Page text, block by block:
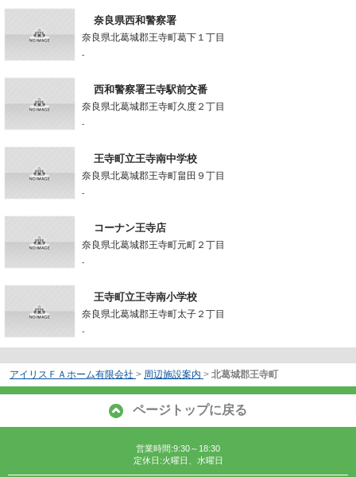
奈良県西和警察署
奈良県北葛城郡王寺町葛下１丁目
-
西和警察署王寺駅前交番
奈良県北葛城郡王寺町久度２丁目
-
王寺町立王寺南中学校
奈良県北葛城郡王寺町畠田９丁目
-
コーナン王寺店
奈良県北葛城郡王寺町元町２丁目
-
王寺町立王寺南小学校
奈良県北葛城郡王寺町太子２丁目
-
アイリスＦＡホーム有限会社 > 周辺施設案内 > 北葛城郡王寺町
ページトップに戻る
営業時間:9:30～18:30
定休日:火曜日、水曜日